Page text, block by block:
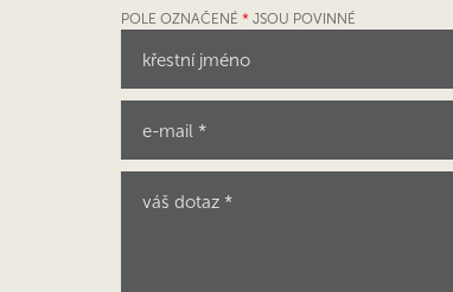
POLE OZNAČENÉ * JSOU POVINNÉ